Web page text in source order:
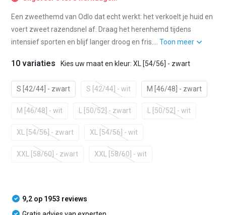
Een zweethemd van Odlo dat echt werkt: het verkoelt je huid en
voert zweet razendsnel af. Draag het herenhemd tijdens
intensief sporten en blijf langer droog en fris....Toon meer
10 variaties Kies uw maat en kleur: XL [54/56] - zwart
S [42/44] - zwart S [42/44] - wit M [46/48] - zwart
M [46/48] - wit L [50/52] - zwart L [50/52] - wit
XL [54/56] - zwart XL [54/56] - wit
XXL [58/60] - zwart XXL [58/60] - wit
9,2 op 1953 reviews